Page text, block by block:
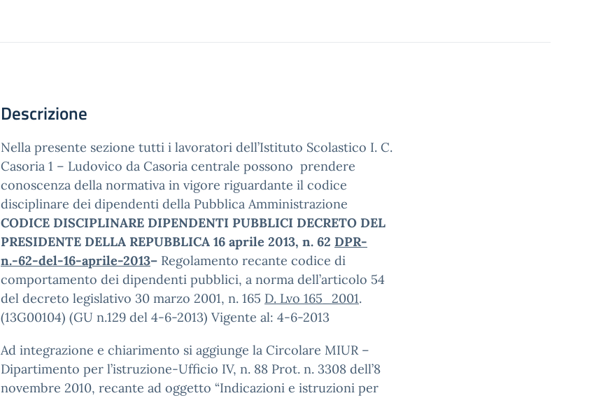
Descrizione
Nella presente sezione tutti i lavoratori dell’Istituto Scolastico I. C.
Casoria 1 – Ludovico da Casoria centrale possono prendere
conoscenza della normativa in vigore riguardante il codice
disciplinare dei dipendenti della Pubblica Amministrazione
CODICE DISCIPLINARE DIPENDENTI PUBBLICI DECRETO DEL
PRESIDENTE DELLA REPUBBLICA 16 aprile 2013, n. 62 DPR-
n.-62-del-16-aprile-2013– Regolamento recante codice di
comportamento dei dipendenti pubblici, a norma dell’articolo 54
del decreto legislativo 30 marzo 2001, n. 165 D. Lvo 165_2001.
(13G00104) (GU n.129 del 4-6-2013) Vigente al: 4-6-2013
Ad integrazione e chiarimento si aggiunge la Circolare MIUR –
Dipartimento per l’istruzione-Ufficio IV, n. 88 Prot. n. 3308 dell’8
novembre 2010, recante ad oggetto “Indicazioni e istruzioni per